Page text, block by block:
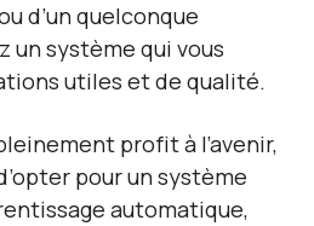
d’un quelconque
un système qui vous
utiles et de qualité.
profit à l’avenir,
pour un système
automatique,